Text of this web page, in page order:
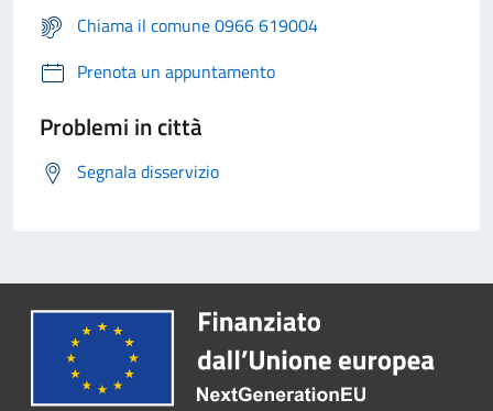
Chiama il comune 0966 619004
Prenota un appuntamento
Problemi in città
Segnala disservizio